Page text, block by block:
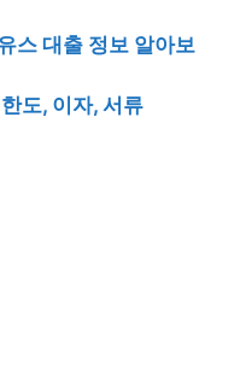
스 대출 정보 알아보
도, 이자, 서류